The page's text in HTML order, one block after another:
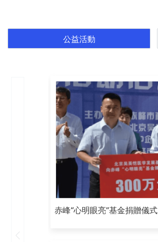
公益活動
赤峰“心明眼亮”基金捐贈儀式